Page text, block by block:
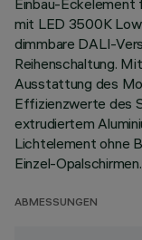
Einbau-Eckelement
mit LED 3500K
dimmbare DALI-
Reihenschaltung.
Ausstattung des
Effizienzwerte des
extrudiertem
Lichtelement ohne
Einzel-Opalschirmen.
ABMESSUNGEN